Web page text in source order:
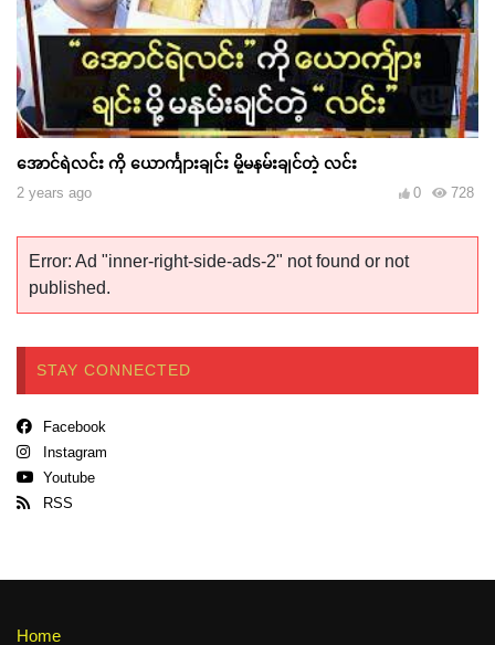
အောင်ရဲလင်း ကို ယောင်္ကျားချင်း မို့မနမ်းချင်တဲ့ လင်း
2 years ago 728
0
Error: Ad "inner-right-side-ads-2" not found or not
published.
STAY CONNECTED
Facebook
Instagram
Youtube
RSS
Home